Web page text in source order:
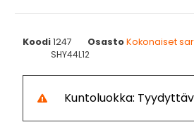
Koodi1247 OsastoKokonaiset
SHY44L12
Kuntoluokka: